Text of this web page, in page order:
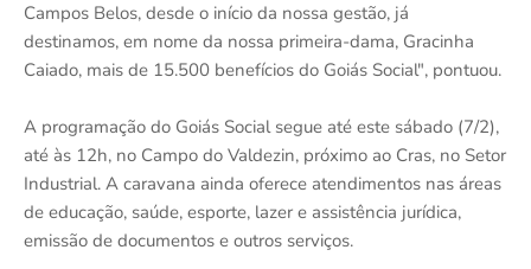
Campos Belos, desde o início da nossa gestão, já
destinamos, em nome da nossa primeira-dama, Gracinha
Caiado, mais de 15.500 benefícios do Goiás Social", pontuou.
A programação do Goiás Social segue até este sábado (7/2),
até às 12h, no Campo do Valdezin, próximo ao Cras, no Setor
Industrial. A caravana ainda oferece atendimentos nas áreas
de educação, saúde, esporte, lazer e assistência jurídica,
emissão de documentos e outros serviços.